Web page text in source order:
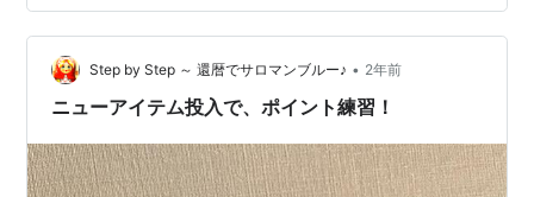
カエレバ 楽天市場 Amazon Yahooショッピング ここ数
年、ウルトラ「完了」しか目指してこなかった…
Step by Step ～ 還暦でサロマンブルー♪ • 2年前
ニューアイテム投入で、ポイント練習！